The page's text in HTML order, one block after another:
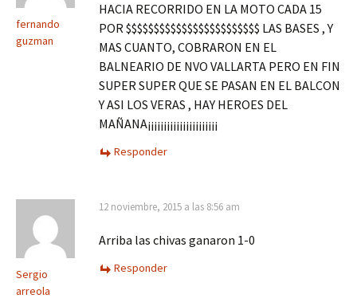
fernando
guzman
HACIA RECORRIDO EN LA MOTO CADA 15
POR $$$$$$$$$$$$$$$$$$$$$$$$ LAS BASES , Y
MAS CUANTO, COBRARON EN EL
BALNEARIO DE NVO VALLARTA PERO EN FIN
SUPER SUPER QUE SE PASAN EN EL BALCON
Y ASI LOS VERAS , HAY HEROES DEL
MAÑANA¡¡¡¡¡¡¡¡¡¡¡¡¡¡¡¡¡¡¡¡¡¡
Responder
Sergio
arreola
12 noviembre, 2015 a las 8:56 am
Arriba las chivas ganaron 1-0
Responder